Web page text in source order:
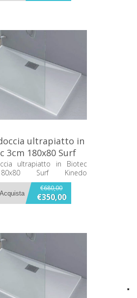
ultrapiatto in
3cm 180x80 Surf
PISUR301880BI
ultrapiatto in Biotec
Surf Kinedo
€680,00
€350,00